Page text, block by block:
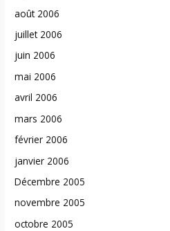
août 2006
juillet 2006
juin 2006
mai 2006
avril 2006
mars 2006
février 2006
janvier 2006
Décembre 2005
novembre 2005
octobre 2005